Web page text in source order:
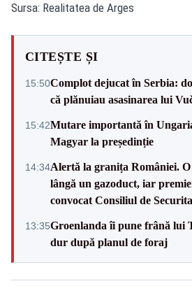
Sursa: Realitatea de Arges
CITEȘTE ȘI
15:50Complot dejucat în Serbia:
că plănuiau asasinarea lui
15:42Mutare importantă în
Magyar la președinție
14:34Alertă la granița României.
lângă un gazoduct, iar
convocat Consiliul de
13:35Groenlanda îi pune frână lui
dur după planul de foraj